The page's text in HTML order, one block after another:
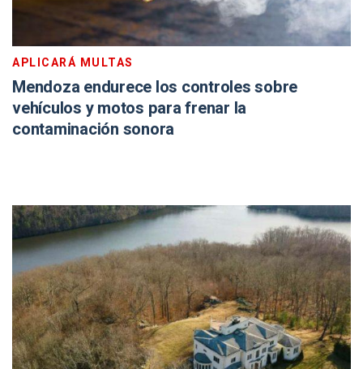
APLICARÁ MULTAS
Mendoza endurece los controles sobre
vehículos y motos para frenar la
contaminación sonora